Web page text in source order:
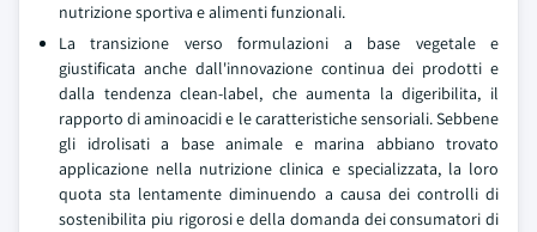
nutrizione sportiva e alimenti funzionali.
La transizione verso formulazioni a base vegetale e
giustificata anche dall'innovazione continua dei prodotti e
dalla tendenza clean-label, che aumenta la digeribilita, il
rapporto di aminoacidi e le caratteristiche sensoriali. Sebbene
gli idrolisati a base animale e marina abbiano trovato
applicazione nella nutrizione clinica e specializzata, la loro
quota sta lentamente diminuendo a causa dei controlli di
sostenibilita piu rigorosi e della domanda dei consumatori di